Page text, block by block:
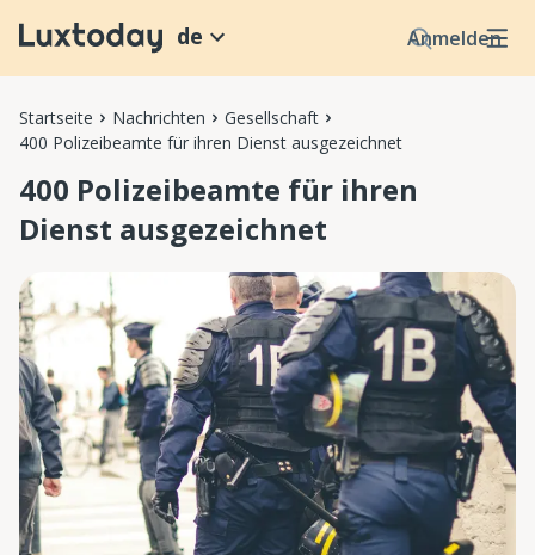
Anmelden
de
Startseite Nachrichten
Gesellschaft
400 Polizeibeamte für ihren Dienst ausgezeichnet
400 Polizeibeamte für ihren
Dienst ausgezeichnet